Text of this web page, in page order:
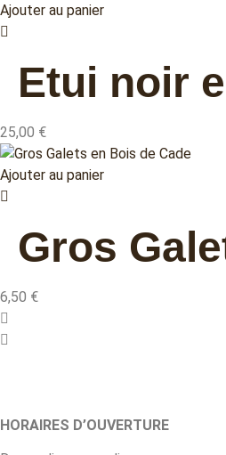
Ajouter au panier
Etui noir
25,00 €
Ajouter au panier
Gros
6,50 €
HORAIRES D’OUVERTURE